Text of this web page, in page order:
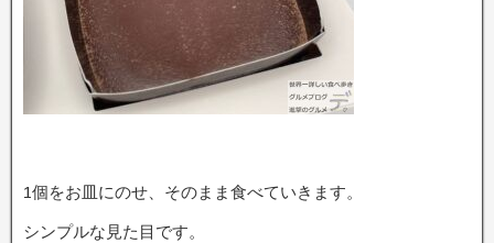
1個をお皿にのせ、そのまま食べていきます。
シンプルな見た目です。